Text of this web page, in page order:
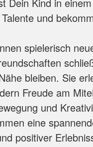
und
spielerisch
bleiben. Sie
Freude am
und
eine
positiver